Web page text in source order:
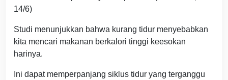
14/6)
Studi menunjukkan bahwa kurang tidur menyebabkan
kita mencari makanan berkalori tinggi keesokan
harinya.
Ini dapat memperpanjang siklus tidur yang terganggu